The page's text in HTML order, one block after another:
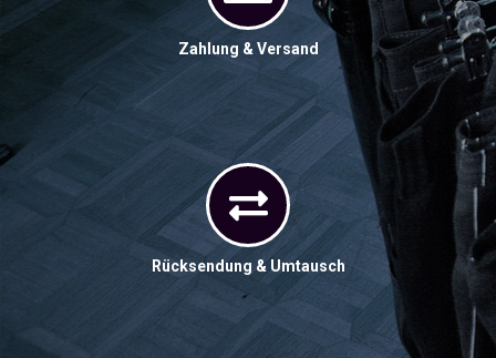
Zahlung & Versand
Rücksendung & Umtausch